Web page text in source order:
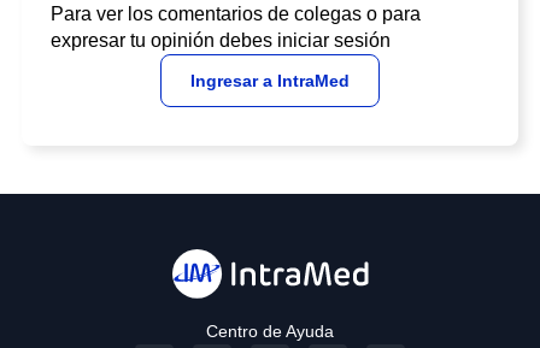
Para ver los comentarios de colegas o para
expresar tu opinión debes iniciar sesión
Ingresar a IntraMed
Centro de Ayuda